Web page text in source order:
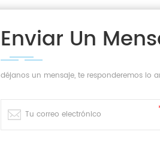
Enviar Un
déjanos un mensaje, te responderemos lo